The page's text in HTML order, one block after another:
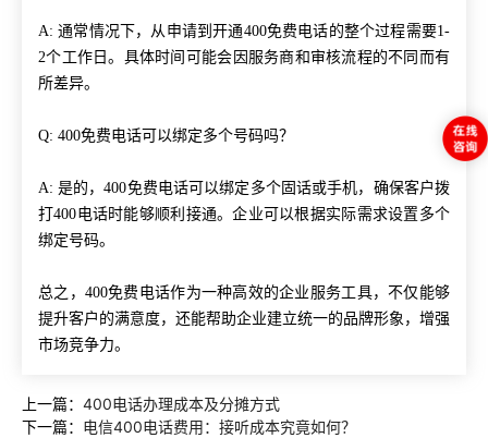
A: 通常情况下，从申请到开通400免费电话的整个过程需要1-
2个工作日。具体时间可能会因服务商和审核流程的不同而有
所差异。
Q: 400免费电话可以绑定多个号码吗？
A: 是的，400免费电话可以绑定多个固话或手机，确保客户拨
打400电话时能够顺利接通。企业可以根据实际需求设置多个
绑定号码。
总之， 400免费电话作为一种高效的企业服务工具，不仅能够
提升客户的满意度，还能帮助企业建立统一的品牌形象，增强
市场竞争力。
上一篇： 400电话办理成本及分摊方式
下一篇： 电信400电话费用：接听成本究竟如何？